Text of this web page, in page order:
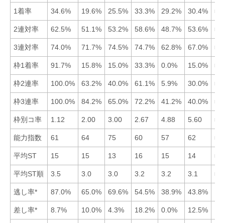
1着率 34.6% 19.6% 25.5% 33.3% 29.2% 30.4%
2連対率 62.5% 51.1% 53.2% 58.6% 48.7% 53.6%
3連対率 74.0% 71.7% 74.5% 74.7% 62.8% 67.0%
枠1着率 91.7% 15.8% 15.0% 33.3% 0.0% 15.0%
枠2連率 100.0% 63.2% 40.0% 61.1% 5.9% 30.0%
枠3連率 100.0% 84.2% 65.0% 72.2% 41.2% 40.0%
枠別コ率 1.12 2.00 3.00 2.67 4.88 5.60
能力指数 61 64 75 60 57 62
平均ST 15 15 13 16 15 14
平均ST順 3.5 3.0 3.0 3.2 3.2 3.1
逃し率* 87.0% 65.0% 69.6% 54.5% 38.9% 43.8%
差し率* 8.7% 10.0% 4.3% 18.2% 0.0% 12.5%